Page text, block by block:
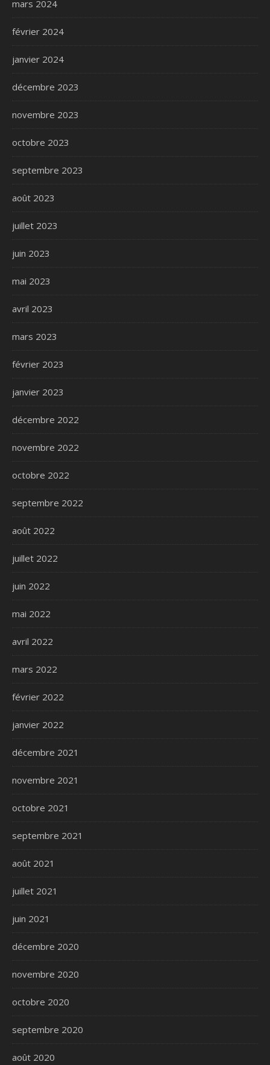
mars 2024
février 2024
janvier 2024
décembre 2023
novembre 2023
octobre 2023
septembre 2023
août 2023
juillet 2023
juin 2023
mai 2023
avril 2023
mars 2023
février 2023
janvier 2023
décembre 2022
novembre 2022
octobre 2022
septembre 2022
août 2022
juillet 2022
juin 2022
mai 2022
avril 2022
mars 2022
février 2022
janvier 2022
décembre 2021
novembre 2021
octobre 2021
septembre 2021
août 2021
juillet 2021
juin 2021
décembre 2020
novembre 2020
octobre 2020
septembre 2020
août 2020